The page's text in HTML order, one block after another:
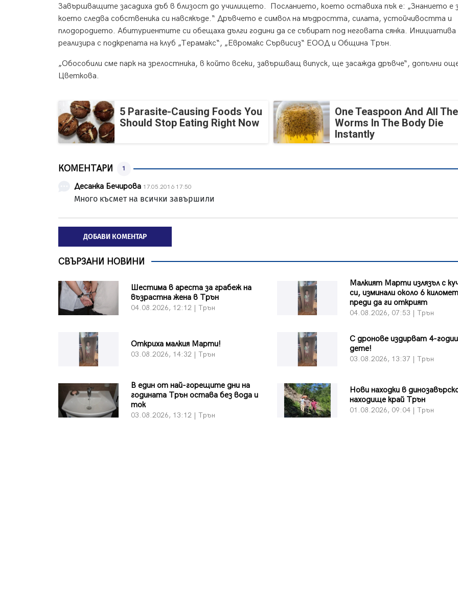
Завършващите засадиха дъб в близост до училището. Посланието, което оставиха пък е: „Знанието е
което следва собственика си навсякъде.“ Дръвчето е символ на мъдростта, силата, устойчивостта и
плодородието. Абитуриентите си обещаха дълги години да се събират под неговата сянка. Инициатива
реализира с подкрепата на клуб „Терамакс“, „Евромакс Сървисиз“ ЕООД и Община Трън.
„Обособили сме парк на зрелостника, в който всеки, завършващ випуск, ще засажда дръвче“, допълни
Цветкова.
5 Parasite-Causing Foods You
Should Stop Eating Right Now
One Teaspoon And All The
Worms In The Body Die
Instantly
КОМЕНТАРИ 1
Десанка Бечирова 17.05.2016 17:50
Много късмет на всички завършили
ДОБАВИ КОМЕНТАР
СВЪРЗАНИ НОВИНИ
Шестима в ареста за грабеж на
възрастна жена в Трън
04.08.2026, 12:12 | Трън
Малкият Марти излязъл с
си, изминали около 6
преди да ги открият
04.08.2026, 07:53 | Трън
Откриха малкия Марти!
03.08.2026, 14:32 | Трън
С дронове издирват 4-
дете!
03.08.2026, 13:37 | Трън
В един от най-горещите дни на
годината Трън остава без вода и
ток
03.08.2026, 13:12 | Трън
Нови находки в
находище край Трън
01.08.2026, 09:04 | Трън